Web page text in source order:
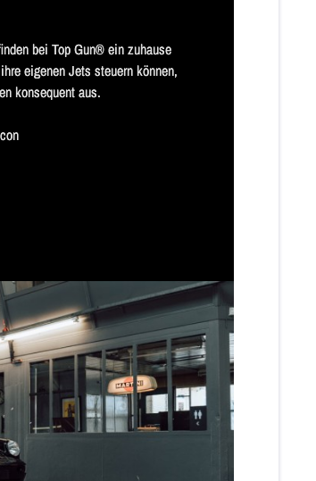
bei Top Gun® ein zuhause
eigenen Jets steuern können,
konsequent aus.